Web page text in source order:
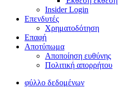
Insider Login
Επενδυτές
Χρηματοδότηση
Eπαφή
Αποτύπωμα
Αποποίηση ευθύνης
Πολιτική απορρήτου
φύλλο δεδομένων